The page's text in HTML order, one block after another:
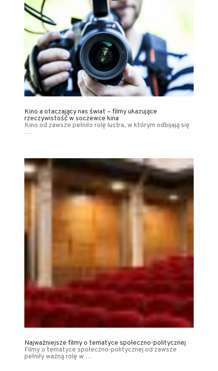
Kino a otaczający nas świat – filmy ukazujące
rzeczywistość w soczewce kina
Kino od zawsze pełniło rolę lustra, w którym odbijają się
…
Najważniejsze filmy o tematyce społeczno-politycznej
Filmy o tematyce społeczno-politycznej od zawsze
pełniły ważną rolę w …